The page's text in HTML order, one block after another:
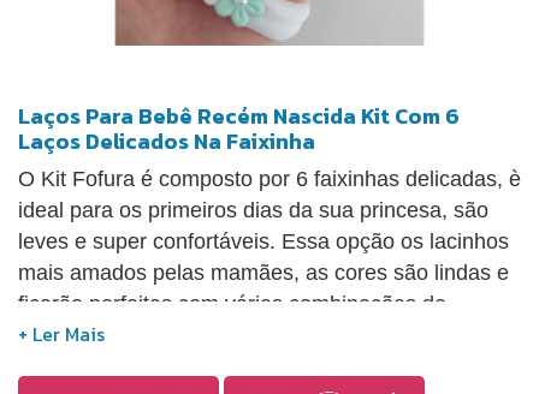
Laços Para Bebê Recém Nascida Kit Com 6
Laços Delicados Na Faixinha
O Kit Fofura é composto por 6 faixinhas delicadas, è
ideal para os primeiros dias da sua princesa, são
leves e super confortáveis. Essa opção os lacinhos
mais amados pelas mamães, as cores são lindas e
ficarão perfeitas com várias combinações de
roupinhas. Se você mamãe, é amante de lacinhos